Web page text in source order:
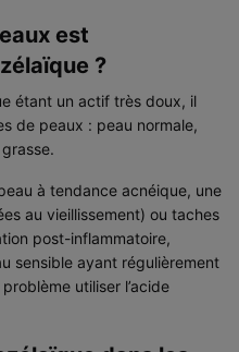
est
?
étant un actif très doux, il
de peaux : peau normale,
à tendance acnéique, une
au vieillissement) ou taches
post-inflammatoire,
sensible ayant régulièrement
utiliser l’acide